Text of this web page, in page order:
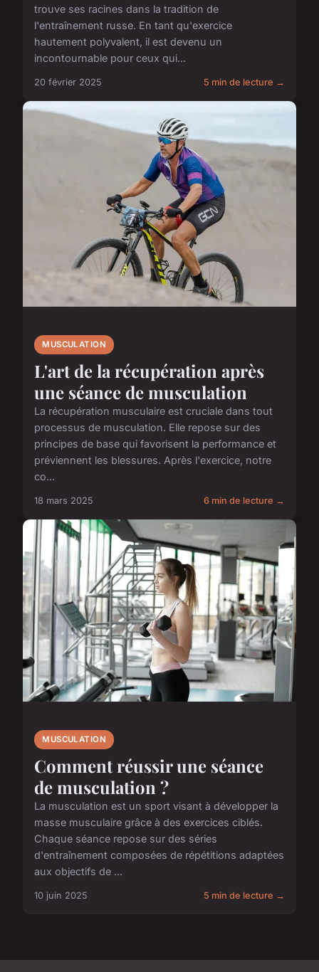
trouve ses racines dans la tradition de
l'entraînement russe. En tant qu'exercice
hautement polyvalent, il est devenu un
incontournable pour ceux qui...
20 février 2025 5 min de lecture →
MUSCULATION
L'art de la récupération après
une séance de musculation
La récupération musculaire est cruciale dans tout
processus de musculation. Elle repose sur des
principes de base qui favorisent la performance et
préviennent les blessures. Après l'exercice, notre
co...
18 mars 2025 6 min de lecture →
MUSCULATION
Comment réussir une séance
de musculation ?
La musculation est un sport visant à développer la
masse musculaire grâce à des exercices ciblés.
Chaque séance repose sur des séries
d'entraînement composées de répétitions adaptées
aux objectifs de ...
10 juin 2025 5 min de lecture →